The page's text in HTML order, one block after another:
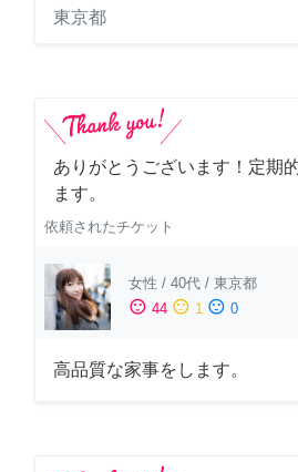
東京都
ありがとうございます！定期
ます。
依頼されたチケット
女性 / 40代 / 東京都
sentiment_satisfied 44 sentiment_neutral 1 sentiment_dissatisfied 0
高品質な家事をします。